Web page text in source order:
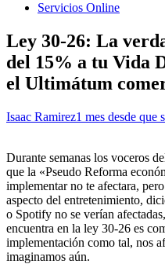
Servicios Online
Ley 30-26: La
del 15% a tu Vida
el Ultimátum
Isaac Ramirez1 mes desde que
Durante semanas los voceros
que la «Pseudo Reforma
implementar no te afectara,
aspecto del entretenimiento,
o Spotify no se verían
encuentra en la ley 30-26 es
implementación como tal, nos
imaginamos aún.